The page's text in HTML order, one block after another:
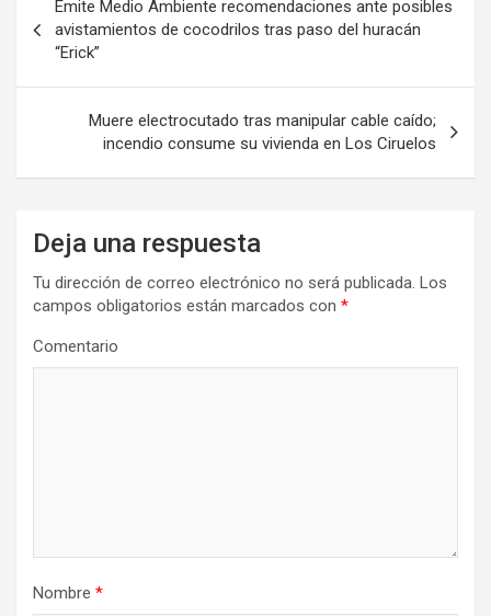
de
entradas
Emite Medio Ambiente recomendaciones ante posibles
avistamientos de cocodrilos tras paso del huracán
“Erick”
Muere electrocutado tras manipular cable caído;
incendio consume su vivienda en Los Ciruelos
Deja una respuesta
Tu dirección de correo electrónico no será publicada. Los
campos obligatorios están marcados con *
Comentario
Nombre *